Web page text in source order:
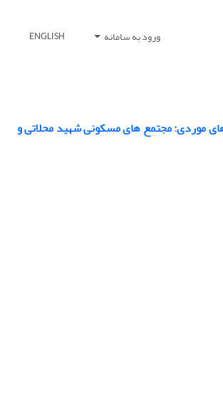
ورود به سامانه ENGLISH
موردی: مجتمع های مسکونی شهید محلاتی و